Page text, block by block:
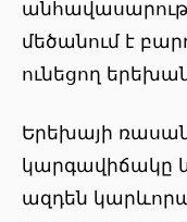
մեծանում է
ունեցող
Երեխայի
կարգավիճակը
ազդեն